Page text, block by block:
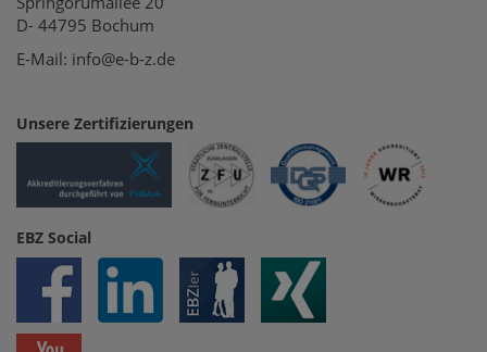
D- 44795 Bochum
E-Mail: info@e-b-z.de
Unsere Zertifizierungen
EBZ Social